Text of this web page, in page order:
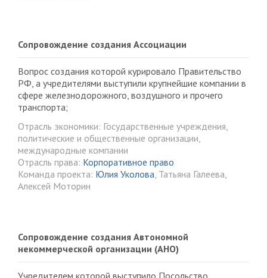
Сопровождение создания Ассоциации
Вопрос создания которой курировало Правительство
РФ, а учредителями выступили крупнейшие компании в
сфере железнодорожного, воздушного и прочего
транспорта;
Отрасль экономики: Государственные учреждения,
политические и общественные организации,
международные компании
Отрасль права: Корпоративное право
Команда проекта: Юлия Уколова, Татьяна Галеева,
Алексей Моторин
Сопровождение создания Автономной
некоммерческой организации (АНО)
Учредителем которой выступило Посольство